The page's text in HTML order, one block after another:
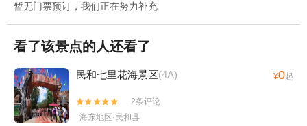
暂无门票预订，我们正在努力补充
看了该景点的人还看了
民和七里花海景区(4A) ¥0起


2条评论
海东地区·民和县